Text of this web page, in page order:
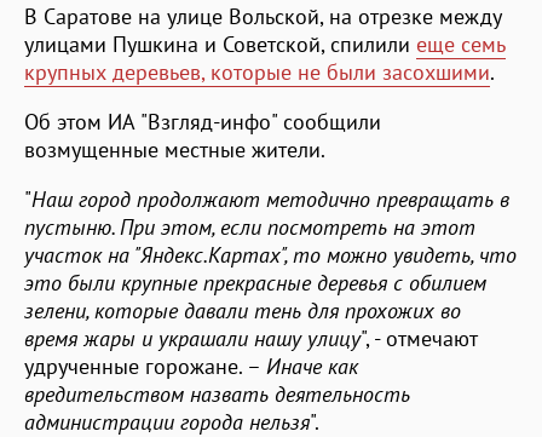
В Саратове на улице Вольской, на отрезке между
улицами Пушкина и Советской, спилили еще семь
крупных деревьев, которые не были засохшими.
Об этом ИА "Взгляд-инфо" сообщили
возмущенные местные жители.
"Наш город продолжают методично превращать в
пустыню. При этом, если посмотреть на этот
участок на "Яндекс.Картах", то можно увидеть, что
это были крупные прекрасные деревья с обилием
зелени, которые давали тень для прохожих во
время жары и украшали нашу улицу", - отмечают
удрученные горожане. – Иначе как
вредительством назвать деятельность
администрации города нельзя".